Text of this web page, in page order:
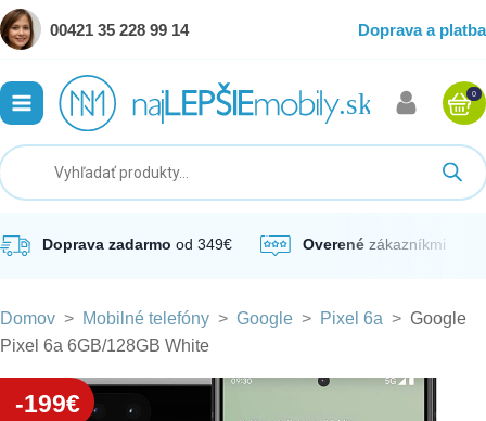
00421 35 228 99 14 Doprava a platba
0
Doprava zadarmo od 349€ Overené zákazníkmi
Domov > Mobilné telefóny > Google > Pixel 6a > Google
Pixel 6a 6GB/128GB White
-199€